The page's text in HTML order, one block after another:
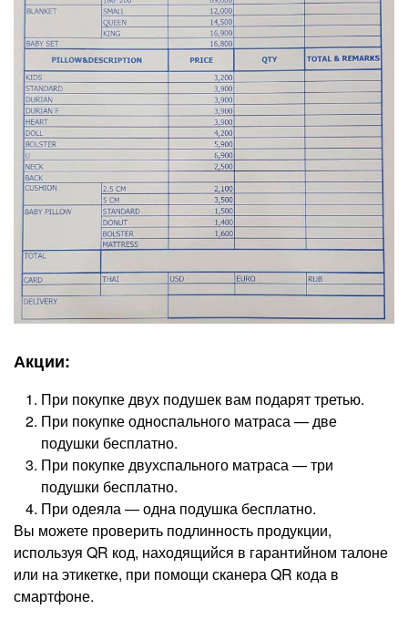
Акции:
При покупке двух подушек вам подарят третью.
При покупке односпального матраса — две
подушки бесплатно.
При покупке двухспального матраса — три
подушки бесплатно.
При одеяла — одна подушка бесплатно.
Вы можете проверить подлинность продукции,
используя QR код, находящийся в гарантийном талоне
или на этикетке, при помощи сканера QR кода в
смартфоне.